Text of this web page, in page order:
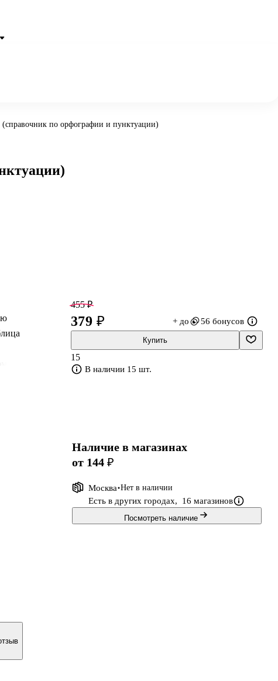
по орфографии и пунктуации)
455 ₽
379 ₽ + до 56 бонусов
Купить
15
В наличии 15 шт.
Наличие в магазинах
от 144 ₽
Москва Нет в наличии
Есть в других городах, 16 магазинов
Посмотреть наличие